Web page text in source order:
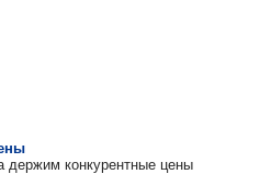
держим конкурентные цены